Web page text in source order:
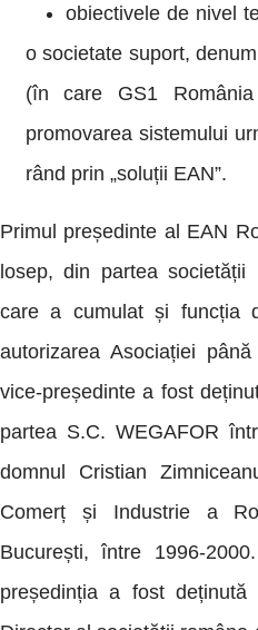
obiectivele de nivel
o societate suport,
(în care GS1
promovarea sistemului
rând prin „soluții EAN”.
Primul președinte al EAN
losep, din partea societății
care a cumulat și funcția
autorizarea Asociației
vice-președinte a fost
partea S.C. WEGAFOR
domnul Cristian
Comerț și Industrie a
București, între 1996-
președinția a fost